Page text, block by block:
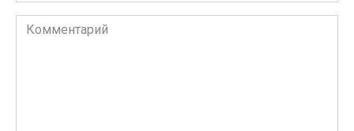
Комментарий